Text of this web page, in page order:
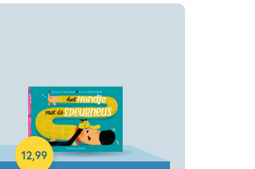
12,99
Hardcover